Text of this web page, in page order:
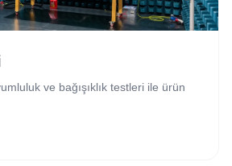
ve bağışıklık testleri ile ürün